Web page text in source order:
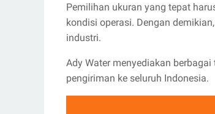
Pemilihan ukuran yang tepat
kondisi operasi. Dengan
industri.
Ady Water menyediakan
pengiriman ke seluruh Indonesia.